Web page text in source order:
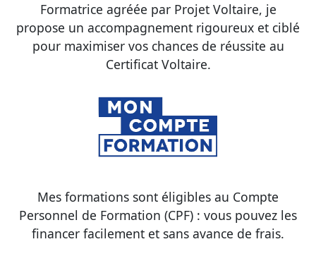
Formatrice agréée par Projet Voltaire, je
propose un accompagnement rigoureux et ciblé
pour maximiser vos chances de réussite au
Certificat Voltaire.
Mes formations sont éligibles au Compte
Personnel de Formation (CPF) : vous pouvez les
financer facilement et sans avance de frais.